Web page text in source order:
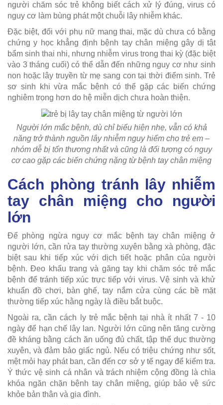
người chăm sóc trẻ không biết cách xử lý đúng, virus có
nguy cơ làm bùng phát một chuỗi lây nhiễm khác.
Đặc biệt, đối với phụ nữ mang thai, mặc dù chưa có bằng
chứng y học khẳng định bệnh tay chân miệng gây dị tật
bẩm sinh thai nhi, nhưng nhiễm virus trong thai kỳ (đặc biệt
vào 3 tháng cuối) có thể dẫn đến những nguy cơ như sinh
non hoặc lây truyền từ mẹ sang con tại thời điểm sinh. Trẻ
sơ sinh khi vừa mắc bệnh có thể gặp các biến chứng
nghiêm trọng hơn do hệ miễn dịch chưa hoàn thiện.
Người lớn mắc bệnh, dù chỉ biểu hiện nhẹ, vẫn có khả
năng trở thành nguồn lây nhiễm nguy hiểm cho trẻ em –
nhóm dễ bị tổn thương nhất và cũng là đối tượng có nguy
cơ cao gặp các biến chứng nặng từ bệnh tay chân miệng
Cách phòng tránh lây nhiễm
tay chân miệng cho người
lớn
Để phòng ngừa nguy cơ mắc bệnh tay chân miệng ở
người lớn, cần rửa tay thường xuyên bằng xà phòng, đặc
biệt sau khi tiếp xúc với dịch tiết hoặc phân của người
bệnh. Đeo khẩu trang và găng tay khi chăm sóc trẻ mắc
bệnh để tránh tiếp xúc trực tiếp với virus. Vệ sinh và khử
khuẩn đồ chơi, bàn ghế, tay nắm cửa cùng các bề mặt
thường tiếp xúc hằng ngày là điều bắt buộc.
Ngoài ra, cần cách ly trẻ mắc bệnh tại nhà ít nhất 7 - 10
ngày để hạn chế lây lan. Người lớn cũng nên tăng cường
đề kháng bằng cách ăn uống đủ chất, tập thể dục thường
xuyên, và đảm bảo giấc ngủ. Nếu có triệu chứng như sốt,
mệt mỏi hay phát ban, cần đến cơ sở y tế ngay để kiểm tra.
Ý thức vệ sinh cá nhân và trách nhiệm cộng đồng là chìa
khóa ngăn chặn bệnh tay chân miệng, giúp bảo vệ sức
khỏe bản thân và gia đình.